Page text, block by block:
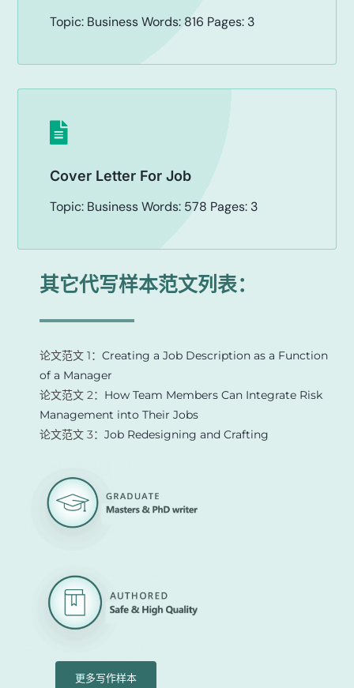
Topic: Business Words: 816 Pages: 3
Cover Letter For Job
Topic: Business Words: 578 Pages: 3
其它代写样本范文列表：
论文范文 1： Creating a Job Description as a Function
of a Manager
论文范文 2： How Team Members Can Integrate Risk
Management into Their Jobs
论文范文 3： Job Redesigning and Crafting
更多写作样本